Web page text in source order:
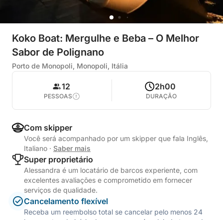
Koko Boat: Mergulhe e Beba – O Melhor
Sabor de Polignano
Porto de Monopoli, Monopoli, Itália
12
PESSOAS
2h00
DURAÇÃO
Com skipper
Você será acompanhado por um skipper que fala Inglês,
Italiano · Saber mais
Super proprietário
Alessandra é um locatário de barcos experiente, com
excelentes avaliações e comprometido em fornecer
serviços de qualidade.
Cancelamento flexível
Receba um reembolso total se cancelar pelo menos 24